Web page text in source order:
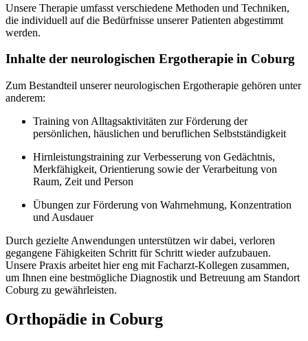
Unsere Therapie umfasst verschiedene Methoden und Techniken,
die individuell auf die Bedürfnisse unserer Patienten abgestimmt
werden.
Inhalte der neurologischen Ergotherapie in Coburg
Zum Bestandteil unserer neurologischen Ergotherapie gehören unter
anderem:
Training von Alltagsaktivitäten zur Förderung der
persönlichen, häuslichen und beruflichen Selbstständigkeit
Hirnleistungstraining zur Verbesserung von Gedächtnis,
Merkfähigkeit, Orientierung sowie der Verarbeitung von
Raum, Zeit und Person
Übungen zur Förderung von Wahrnehmung, Konzentration
und Ausdauer
Durch gezielte Anwendungen unterstützen wir dabei, verloren
gegangene Fähigkeiten Schritt für Schritt wieder aufzubauen.
Unsere Praxis arbeitet hier eng mit Facharzt-Kollegen zusammen,
um Ihnen eine bestmögliche Diagnostik und Betreuung am Standort
Coburg zu gewährleisten.
Orthopädie in Coburg